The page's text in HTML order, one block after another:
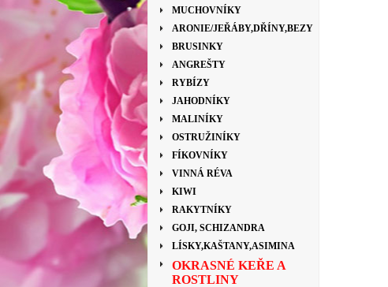
MUCHOVNÍKY
ARONIE/JEŘÁBY,DŘÍNY,BEZY
BRUSINKY
ANGREŠTY
RYBÍZY
JAHODNÍKY
MALINÍKY
OSTRUŽINÍKY
FÍKOVNÍKY
VINNÁ RÉVA
KIWI
RAKYTNÍKY
GOJI, SCHIZANDRA
LÍSKY,KAŠTANY,ASIMINA
OKRASNÉ KEŘE A
ROSTLINY